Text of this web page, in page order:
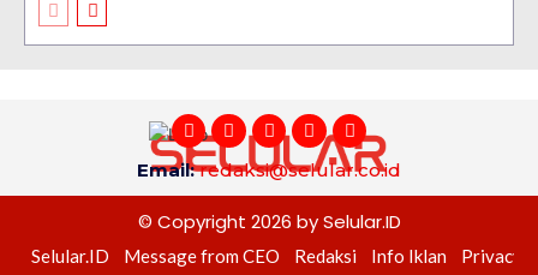
Email:redaksi@selular.co.id
© Copyright 2026 by Selular.ID
Selular.ID Message from CEO Redaksi Info Iklan Privacy